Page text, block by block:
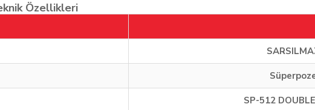
Özellikleri
SP-512